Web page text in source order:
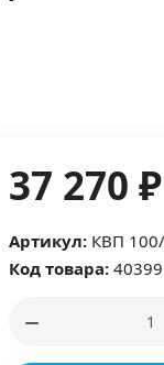
37 270 ₽
Артикул: КВП
Код товара: 40399